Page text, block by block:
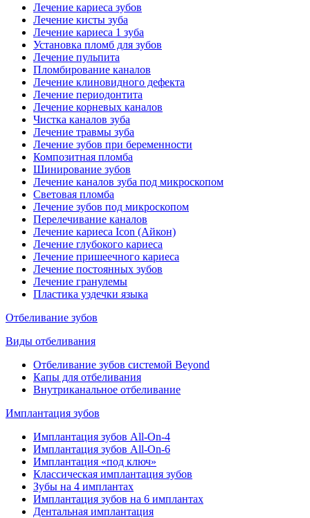
Лечение кариеса зубов
Лечение кисты зуба
Лечение кариеса 1 зуба
Установка пломб для зубов
Лечение пульпита
Пломбирование каналов
Лечение клиновидного дефекта
Лечение периодонтита
Лечение корневых каналов
Чистка каналов зуба
Лечение травмы зуба
Лечение зубов при беременности
Композитная пломба
Шинирование зубов
Лечение каналов зуба под микроскопом
Световая пломба
Лечение зубов под микроскопом
Перелечивание каналов
Лечение кариеса Icon (Айкон)
Лечение глубокого кариеса
Лечение пришеечного кариеса
Лечение постоянных зубов
Лечение гранулемы
Пластика уздечки языка
Отбеливание зубов
Виды отбеливания
Отбеливание зубов системой Beyond
Капы для отбеливания
Внутриканальное отбеливание
Имплантация зубов
Имплантация зубов All-On-4
Имплантация зубов All-On-6
Имплантация «под ключ»
Классическая имплантация зубов
Зубы на 4 имплантах
Имплантация зубов на 6 имплантах
Дентальная имплантация